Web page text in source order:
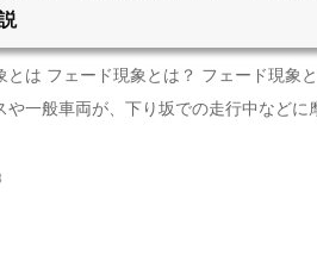
とは フェード現象とは？ フェード現象
や一般車両が、下り坂での走行中などに